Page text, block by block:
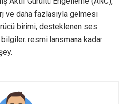
ve daha fazlasıyla gelmesi
birimi, desteklenen ses
resmi lansmana kadar